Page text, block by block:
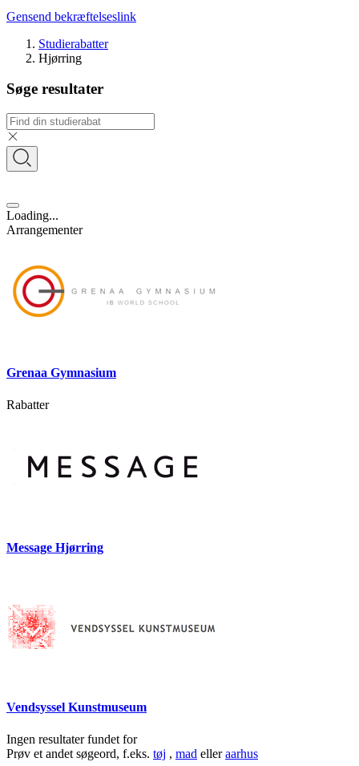
Gensend bekræftelseslink
Studierabatter
Hjørring
Søge resultater
Loading...
Arrangementer
Grenaa Gymnasium
Rabatter
Message Hjørring
Vendsyssel Kunstmuseum
Ingen resultater fundet for
Prøv et andet søgeord, f.eks. tøj , mad elleraarhus